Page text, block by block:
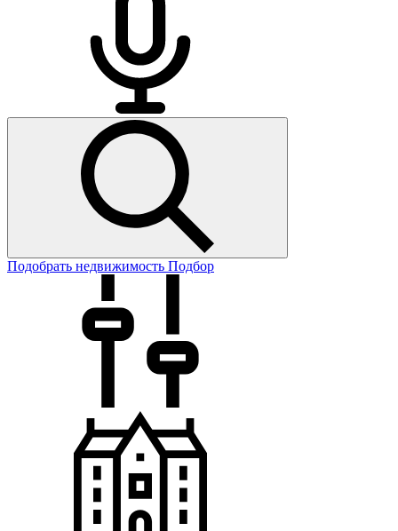
Подобрать недвижимость Подбор